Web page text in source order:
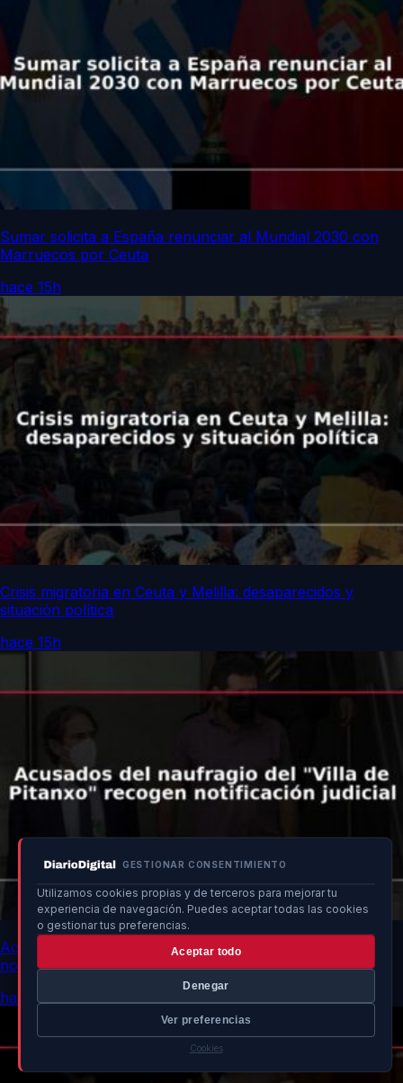
GESTIONAR CONSENTIMIENTO
Utilizamos cookies propias y de terceros para mejorar tu
experiencia de navegación. Puedes aceptar todas las cookies
o gestionar tus preferencias.
Aceptar todo
Denegar
Ver preferencias
Cookies
Sumar solicita a España renunciar al Mundial 2030 con
Marruecos por Ceuta
hace 15h
Crisis migratoria en Ceuta y Melilla: desaparecidos y
situación política
hace 15h
Acusados del naufragio del “Villa de Pitanxo” recogen
notificación judicial
hace 15h